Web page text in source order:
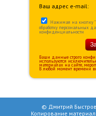
Ваш адрес e-mail:
Нажимая на кнопку
обработку персональных
конфиденциальности
Ваши данные строго
используются
материалах на сайте,
В любой момент времени
© Дмитрий
Копирование